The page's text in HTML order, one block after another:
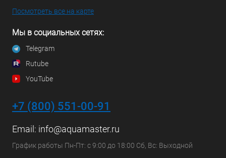
Посмотреть все на карте
Мы в социальных сетях:
Telegram
Rutube
YouTube
+7 (800) 551-00-91
Email: info@aquamaster.ru
График работы Пн-Пт: с 9:00 до 18:00 Сб, Вс: Выходной